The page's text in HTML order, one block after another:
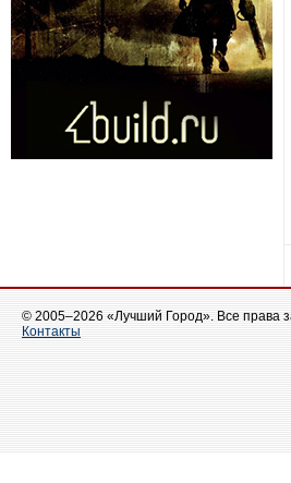
© 2005–2026 «Лучший Город». Все права
Контакты